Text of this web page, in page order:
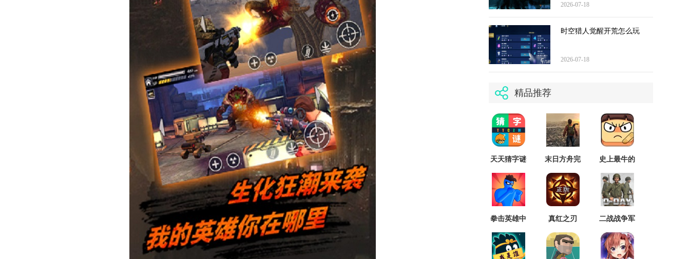
2026-07-18
时空猎人觉醒开荒怎么玩
2026-07-18
精品推荐
天天猜字谜
末日方舟完
史上最牛的
拳击英雄中
真红之刃
版
二战战争军